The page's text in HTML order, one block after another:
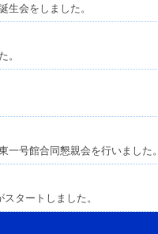
生会をしました。
。
一号館合同懇親会を行いました。
タートしました。